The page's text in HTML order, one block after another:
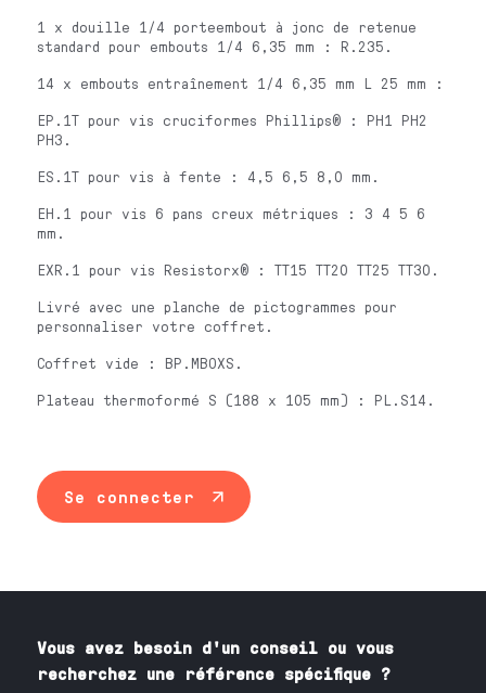
1 x douille 1/4 porteembout à jonc de retenue
standard pour embouts 1/4 6,35 mm : R.235.
14 x embouts entraînement 1/4 6,35 mm L 25 mm :
EP.1T pour vis cruciformes Phillips® : PH1 PH2
PH3.
ES.1T pour vis à fente : 4,5 6,5 8,0 mm.
EH.1 pour vis 6 pans creux métriques : 3 4 5 6
mm.
EXR.1 pour vis Resistorx® : TT15 TT20 TT25 TT30.
Livré avec une planche de pictogrammes pour
personnaliser votre coffret.
Coffret vide : BP.MBOXS.
Plateau thermoformé S (188 x 105 mm) : PL.S14.
Se connecter
Vous avez besoin d'un conseil ou vous
recherchez une référence spécifique ?